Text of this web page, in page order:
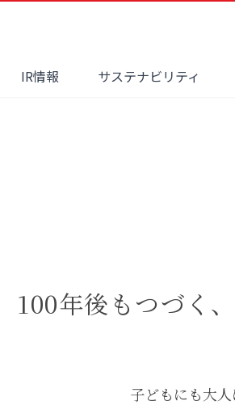
IR情報 サステナビリティ
100年後もつづく、
子どもにも大人